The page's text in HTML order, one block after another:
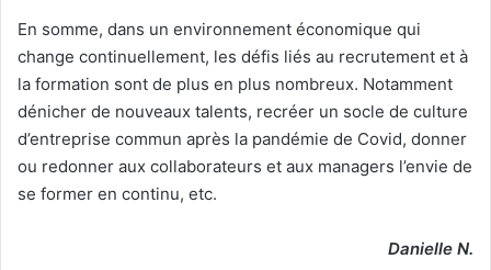
En somme, dans un environnement économique qui
change continuellement, les défis liés au recrutement et à
la formation sont de plus en plus nombreux. Notamment
dénicher de nouveaux talents, recréer un socle de culture
d’entreprise commun après la pandémie de Covid, donner
ou redonner aux collaborateurs et aux managers l’envie de
se former en continu, etc.
Danielle N.